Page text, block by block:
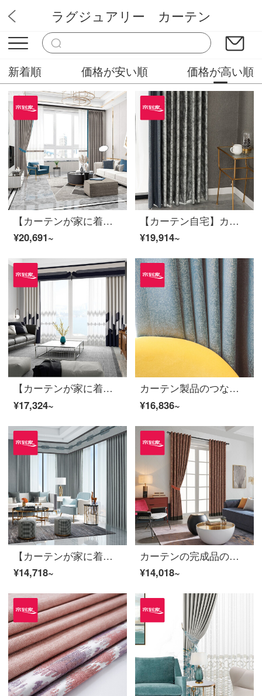
ミステリーカーテンショップ
ラグジュアリー カーテン
新着順 価格が安い順 価格が高い順
【カーテンが家に着く】簡単で軽い豪華カーテン製品定型化高精密リビングルーム半遮光カスタムカーテンLDC 20 SSB-1601 Sフック/カーテンなし（高さ2.6 m以内で改変可能）XLカーテンセット/ダブルオープン（適用窓幅3.5-4.1 m）
¥20,691~
【カーテン自宅】カーテン完成品の高遮光きらびやかな星河落下窓リビングルームの高精密つなぎ合わせ定型化には、裏地LDC 20 FWC-穴あけ/カーテンヘッドを含まない(高さ2.6メートル以内で変更可能)XLのカーテンセット/ダブルオープン(適用窓の幅4.1-1.4メートル)
¥19,914~
【カーテンが家に着く】カーテンの完成品を軽くシームレスにつなぐ高遮光のカーテン現代リビングルームのベッドルームのルービックキューブの花開き高精密床の窓LDC 20 SSA-2101 Sフック/カーテンなし（高さ2.6メートル以内で変更可能）XLのカーテンセット/ダブルオープン（適用窓幅3.5-4.1メートル）
¥17,324~
カーテン製品のつなぎ合わせと天下の高い遮光定型の軽いポリエステルカスタムの花下げ窓LDC 20 SSB-99は穴を開ける/カーテンヘッドをくわえない(高さ2.6メートル以内は直すことができます)XLのカーテンのセット/ダブルオープン(適用窓の幅は3.5-4.1メートルです)。
¥16,836~
【カーテンが家に着く】高遮光カーテン完成品リビングルームのシェニールの平凡な道の下で窓をつなぎ合わせて定型化されたLDC 20 FWC-Sフック/カーテンヘッドを含まない(高さ2.6メートル以内で改変可能)XLのカーテンセット/ダブルオープン(適用窓幅3.5-4.1メートル)
¥14,718~
カーテンの完成品の高遮光ジャカードの軽奢底部にはカーテンを取り付けてカスタマイズします。金粉の世家の居間の寝室の床の窓は裏地LDC 20 SSC-48 Sフックを含みます。
¥14,018~